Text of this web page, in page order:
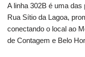
A linha 302B é uma
Rua Sítio da Lagoa,
conectando o local ao
de Contagem e Belo